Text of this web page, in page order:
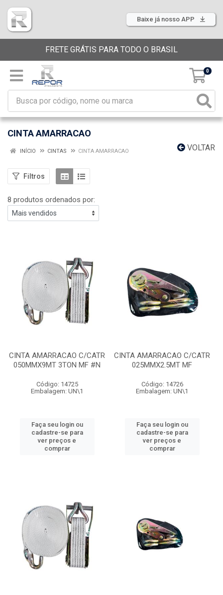
Baixe já nosso APP
FRETE GRÁTIS PARA TODO O BRASIL
0
CINTA AMARRACAO
VOLTAR
INÍCIO CINTAS CINTA AMARRACAO
Filtros
8 produtos ordenados por:
CINTA AMARRACAO C/CATR
050MMX9MT 3TON MF #N
Código: 14725
Embalagem: UN\1
Faça seu login ou
cadastre-se para
ver preços e
comprar
CINTA AMARRACAO C/CATR
025MMX2.5MT MF
Código: 14726
Embalagem: UN\1
Faça seu login ou
cadastre-se para
ver preços e
comprar